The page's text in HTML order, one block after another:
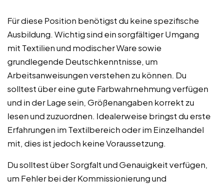
Für diese Position benötigst du keine spezifische
Ausbildung. Wichtig sind ein sorgfältiger Umgang
mit Textilien und modischer Ware sowie
grundlegende Deutschkenntnisse, um
Arbeitsanweisungen verstehen zu können. Du
solltest über eine gute Farbwahrnehmung verfügen
und in der Lage sein, Größenangaben korrekt zu
lesen und zuzuordnen. Idealerweise bringst du erste
Erfahrungen im Textilbereich oder im Einzelhandel
mit, dies ist jedoch keine Voraussetzung.
Du solltest über Sorgfalt und Genauigkeit verfügen,
um Fehler bei der Kommissionierung und